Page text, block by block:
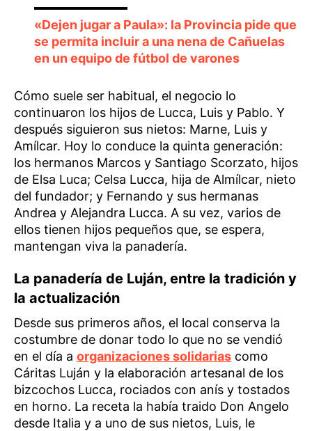
«Dejen jugar a Paula»: la Provincia pide que
se permita incluir a una nena de Cañuelas
en un equipo de fútbol de varones
Cómo suele ser habitual, el negocio lo
continuaron los hijos de Lucca, Luis y Pablo. Y
después siguieron sus nietos: Marne, Luis y
Amílcar. Hoy lo conduce la quinta generación:
los hermanos Marcos y Santiago Scorzato, hijos
de Elsa Luca; Celsa Lucca, hija de Almílcar, nieto
del fundador; y Fernando y sus hermanas
Andrea y Alejandra Lucca. A su vez, varios de
ellos tienen hijos pequeños que, se espera,
mantengan viva la panadería.
La panadería de Luján, entre la tradición y
la actualización
Desde sus primeros años, el local conserva la
costumbre de donar todo lo que no se vendió
en el día a organizaciones solidarias como
Cáritas Luján y la elaboración artesanal de los
bizcochos Lucca, rociados con anís y tostados
en horno. La receta la había traido Don Angelo
desde Italia y a uno de sus nietos, Luis, le